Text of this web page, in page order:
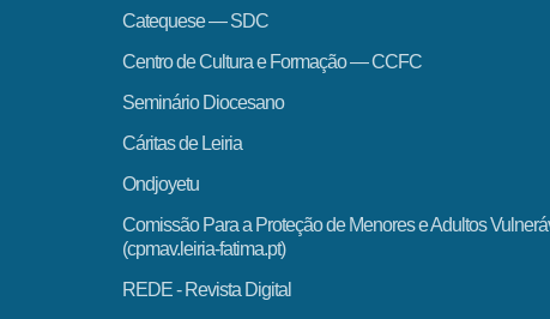
Catequese — SDC
Centro de Cultura e Formação — CCFC
Seminário Diocesano
Cáritas de Leiria
Ondjoyetu
Comissão Para a Proteção de Menores e Adultos
(cpmav.leiria-fatima.pt)
REDE - Revista Digital